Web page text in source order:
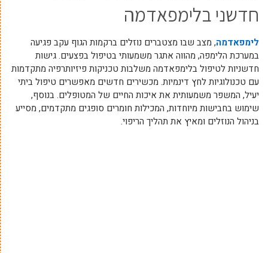
חדשני בלימפאדמה
לימפאדמה, מצב שבו מצטברים נוזלים ברקמות הגוף עקב פגיעה
במערכת הלימפה, מהווה אתגר משמעותי בטיפול בפצעים. גישות
חדשניות לטיפול בלימפאדמה משלבות טכניקות פיזיותרפיה מתקדמות
עם טכנולוגיות לחץ דינמיות. מכשירים חדשים מאפשרים טיפול ביתי
יעיל, המשפר משמעותית את איכות החיים של המטופלים. בנוסף,
שימוש בחבישות מיוחדות, המכילות חומרים סופגים מתקדמים, מסייע
בניהול הנוזלים ומאיץ את תהליך הריפוי.